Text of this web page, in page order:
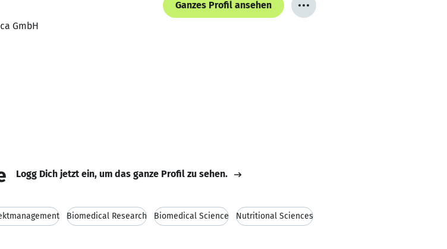
Ganzes Profil ansehen
GmbH
Logg Dich jetzt ein, um das ganze Profil zu sehen.
Biomedical Research Biomedical Science Nutritional Sciences